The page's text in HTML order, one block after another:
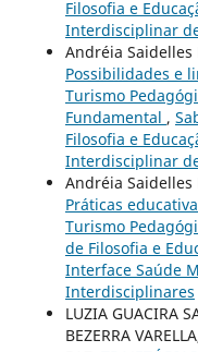
Filosofia e
Interdisciplinar
Andréia Saidelles
Possibilidades e
Turismo
Fundamental ,
Filosofia e
Interdisciplinar
Andréia Saidelles
Práticas
Turismo
de Filosofia e
Interface Saúde
Interdisciplinares
LUZIA GUACIRA
BEZERRA